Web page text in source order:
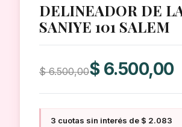
DELINEADOR DE
SANIYE 101 SALEM
$6.500,00
precio
original
era:
$6.500,00
precio
actual
es:
3 cuotas sin interés de $ 2.083